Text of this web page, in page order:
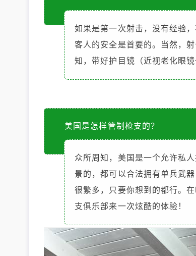
如果是第一次射击，没有经验
客人的安全是首要的。当然，
知，带好护目镜（近视老化眼
美国是怎样管制枪支的？
众所周知，美国是一个允许私
景的，都可以合法拥有单兵武
很繁多，只要你想到的都行。
支俱乐部来一次炫酷的体验！